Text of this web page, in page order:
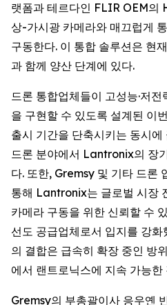
랫폼과 테르다인 FLIR OEM의
상-가시광 카메라와 매끄럽게
구동한다. 이 통합 솔루션은 현
과 함께 양산 단계에 있다.
드론 통합업체들이 고성능·저
을 구현할 수 있도록 설계된 이
출시 기간을 단축시키는 동시
드론 분야에서 Lantronix의 장
다. 또한, Gremsy 및 기타 드론
통해 Lantronix는 글로벌 시장
카메라 구동을 위한 신뢰할 수
선도 공급업체로서 입지를 강
의 결합은 급속히 확장 중인 방
에서 랜트로닉스에 지속 가능
Gremsy의 부총괄이사 응우옌